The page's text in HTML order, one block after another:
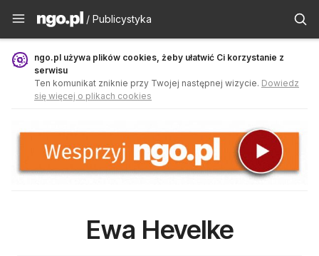
Publicystyka - ngo.pl
/ Publicystyka
ngo.pl używa plików cookies, żeby ułatwić Ci korzystanie z
serwisu
Ten komunikat zniknie przy Twojej następnej wizycie. Dowiedz
się więcej o plikach cookies
Ewa Hevelke